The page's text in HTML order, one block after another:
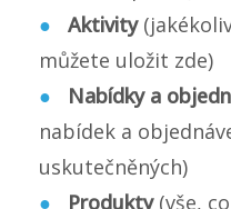
Aktivity
můžete uložit zde)
Nabídky a
nabídek a
uskutečněných)
Produkty(vše,